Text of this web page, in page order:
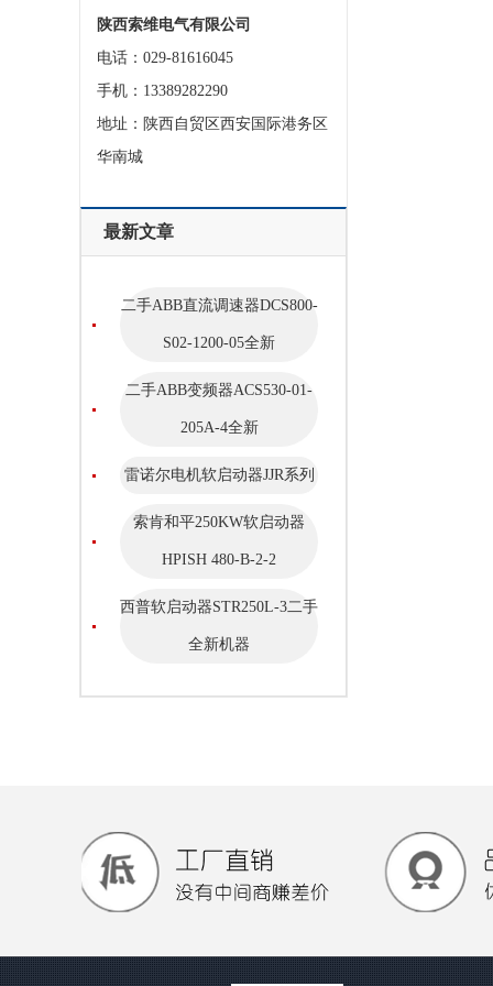
陕西索维电气有限公司
电话：029-81616045
手机：13389282290
地址：陕西自贸区西安国际港务区
华南城
最新文章
二手ABB直流调速器DCS800-
S02-1200-05全新
二手ABB变频器ACS530-01-
205A-4全新
雷诺尔电机软启动器JJR系列
索肯和平250KW软启动器
HPISH 480-B-2-2
西普软启动器STR250L-3二手
全新机器